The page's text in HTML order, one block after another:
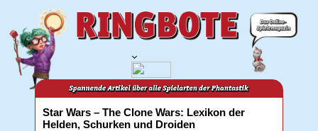
Star Wars – The Clone Wars: Lexikon der
Helden, Schurken und Droiden